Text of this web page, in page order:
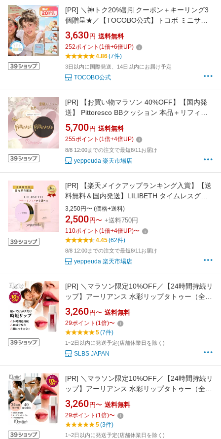
[PR] ＼神トク20%割引クーポン＋キーリング3
個贈呈★／【TOCOBO公式】トコボ ミニサン
スティック3種セット UVケアシリーズ SPF50+
PA++++(韓国コスメ / 日焼け止め / サンスティ
ック / プライマー / ヴィーガンコスメ / サンク
リーム / サンセラム）
3,630 円 送料無料
252ポイント (1倍+6倍UP)
4.86(7件)
3日以内に国際発送、14日以内にお届け予定
TOCOBO公式
[PR]
【お買い物マラソン 40%OFF】【国内発
送】 Pittoresco BBクッション 本品＋リフィル
セット（韓国版） SPF50+ PA+++ 韓国コスメ
韓国美容 ピトレスコ BBクッション クッション
ファンデ ツヤ肌 透明感 カバー力 毛穴
5,700 円 送料無料
255ポイント (1倍+4倍UP)
8/8 12:00までの注文で最短8/11お届け
yeppeuda 楽天市場店
[PR]
【楽天メイクアップランキング入賞】【送
料無料＆国内発送】LILIBETH タイムレスグロ
ークッション クッションファンデ 本体 リフィ
ル｜韓国コスメ 毛穴カバー 正規輸入品
3,250円〜 (価格+送料)
2,500 円〜 +送料750円
110ポイント (1倍+4倍UP)〜
4.45(62件)
8/8 12:00までの注文で最短8/11お届け
yeppeuda 楽天市場店
[PR] ＼マラソン限定10%OFF／【24時間持続リ
ップ】アーリアンス 水彩リップタトゥー（全5
色） 落ちない ティント リップティント 塗って
剥がす リップ プランパー 韓国コスメ 時短メイ
ク マスクにつかない すっぴんメイク 保湿 服に
つきづらい ママ リップ 長時間キープ
3,260 円〜 送料無料
29ポイント (1倍)〜
5(7件)
1~2日以内に発送予定(店舗休業日を除く)
SLBS JAPAN
[PR] ＼マラソン限定10%OFF／【24時間持続リ
ップ】アーリアンス 水彩リップタトゥー（全5
色） 落ちない ティント リップティント 塗って
剥がす リップ プランパー 韓国コスメ 時短メイ
ク マスクにつかない すっぴんメイク 保湿 長時
間キープ ヨガ ピラティス ランニング
3,260 円〜 送料無料
29ポイント (1倍)〜
5(3件)
1~2日以内に発送予定(店舗休業日を除く)